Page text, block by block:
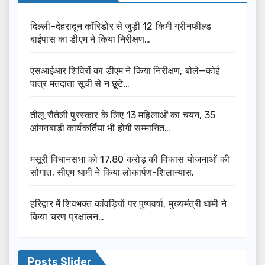
दिल्ली-देहरादून कॉरिडोर से जुड़ी 12 किमी ग्रीनफील्ड
बाईपास का डीएम ने किया निरीक्षण…
एसआईआर शिविरों का डीएम ने किया निरीक्षण, बोले—कोई
पात्र मतदाता सूची से न छूटे…
तीलू रौतेली पुरस्कार के लिए 13 महिलाओं का चयन, 35
आंगनबाड़ी कार्यकर्तियां भी होंगी सम्मानित…
मसूरी विधानसभा को 17.80 करोड़ की विकास योजनाओं की
सौगात, सीएम धामी ने किया लोकार्पण-शिलान्यास.
हरिद्वार में शिवभक्त कांवड़ियों पर पुष्पवर्षा, मुख्यमंत्री धामी ने
किया चरण प्रक्षालन…
Posts Slider